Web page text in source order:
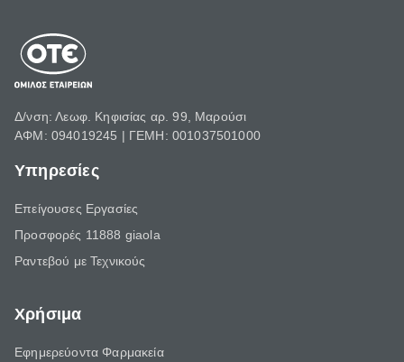
Δ/νση: Λεωφ. Κηφισίας αρ. 99, Μαρούσι
ΑΦΜ: 094019245 | ΓΕΜΗ: 001037501000
Υπηρεσίες
Επείγουσες Εργασίες
Προσφορές 11888 giaola
Ραντεβού με Τεχνικούς
Χρήσιμα
Εφημερεύοντα Φαρμακεία